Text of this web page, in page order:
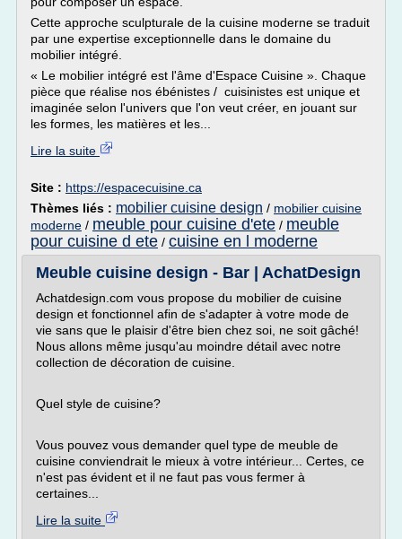
Cette approche sculpturale de la cuisine moderne se traduit
par une expertise exceptionnelle dans le domaine du
mobilier intégré.
« Le mobilier intégré est l'âme d'Espace Cuisine ». Chaque
pièce que réalise nos ébénistes / cuisinistes est unique et
imaginée selon l'univers que l'on veut créer, en jouant sur
les formes, les matières et les...
Lire la suite
Site : https://espacecuisine.ca
Thèmes liés : mobilier cuisine design / mobilier cuisine
moderne / meuble pour cuisine d'ete / meuble
pour cuisine d ete / cuisine en l moderne
Meuble cuisine design - Bar | AchatDesign
Achatdesign.com vous propose du mobilier de cuisine
design et fonctionnel afin de s'adapter à votre mode de
vie sans que le plaisir d'être bien chez soi, ne soit gâché!
Nous allons même jusqu'au moindre détail avec notre
collection de décoration de cuisine.
Quel style de cuisine?
Vous pouvez vous demander quel type de meuble de
cuisine conviendrait le mieux à votre intérieur... Certes, ce
n'est pas évident et il ne faut pas vous fermer à
certaines...
Lire la suite